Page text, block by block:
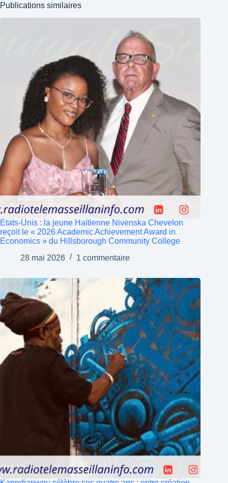
Publications similaires
États-Unis : la jeune Haïtienne Nivenska Chevelon
reçoit le « 2026 Academic Achievement Award in
Economics » du Hillsborough Community College
28 mai 2026
1 commentaire